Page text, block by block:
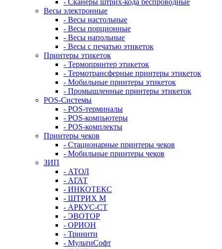
- Сканеры штрих-кода беспроводные
Весы электронные
- Весы настольные
- Весы порционные
- Весы напольные
- Весы с печатью этикеток
Принтеры этикеток
- Термопринтер этикеток
- Термотрансферные принтеры этикеток
- Мобильные принтеры этикеток
- Промышленные принтеры этикеток
POS-Системы
- POS-терминалы
- POS-компьютеры
- POS-комплекты
Принтеры чеков
- Стационарные принтеры чеков
- Мобильные принтеры чеков
ЗИП
- АТОЛ
- АГАТ
- ИНКОТЕКС
- ШТРИХ М
- АРКУС-СТ
- ЭВОТОР
- ОРИОН
- Тринити
- МультиСофт